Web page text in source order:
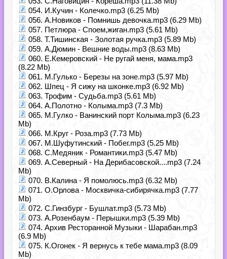
054. И.Кучин - Колечко.mp3 (6.25 Mb)
056. А.Новиков - Помнишь девочка.mp3 (6.29 Mb)
057. Петлюра - Споем,жиган.mp3 (5.61 Mb)
058. Т.Тишинская - Золотая ручка.mp3 (5.89 Mb)
059. А.Дюмин - Вешние воды.mp3 (8.63 Mb)
060. Е.Кемеровский - Не ругай меня, мама.mp3
(8.22 Mb)
061. М.Гулько - Березы на зоне.mp3 (5.97 Mb)
062. Шпец - Я сижу на шконке.mp3 (6.92 Mb)
063. Трофим - Судьба.mp3 (5.61 Mb)
064. А.Полотно - Колыма.mp3 (7.3 Mb)
065. М.Гулко - Ванинский порт Колыма.mp3 (6.23
Mb)
066. М.Круг - Роза.mp3 (7.73 Mb)
067. М.Шуфутинский - Побег.mp3 (5.25 Mb)
068. С.Медяник - Романтики.mp3 (5.47 Mb)
069. А.Северный - На Дерибасовской....mp3 (7.24
Mb)
070. В.Калина - Я помолюсь.mp3 (6.32 Mb)
071. О.Орлова - Москвичка-сибирячка.mp3 (7.77
Mb)
072. С.Гинзбург - Бушлат.mp3 (5.73 Mb)
073. А.Розенбаум - Перышки.mp3 (5.39 Mb)
074. Архив Ресторанной Музыки - Шарабан.mp3
(6.9 Mb)
075. К.Огонек - Я вернусь к тебе мама.mp3 (8.09
Mb)